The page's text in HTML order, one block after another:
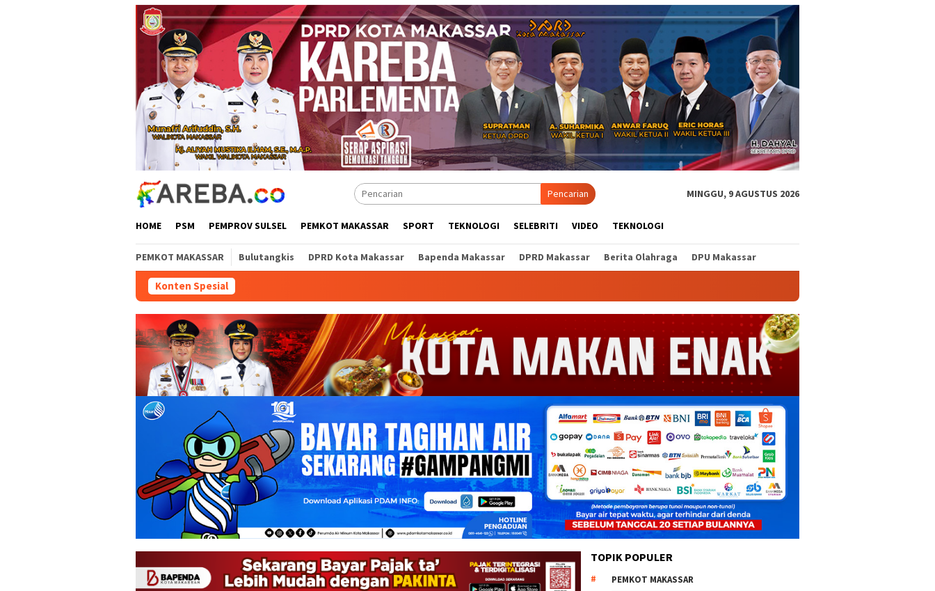
Pencarian MINGGU, 9 AGUSTUS 2026
HOME PSM PEMPROV SULSEL PEMKOT MAKASSAR SPORT TEKNOLOGI SELEBRITI VIDEO TEKNOLOGI
PEMKOT MAKASSAR Bulutangkis DPRD Kota Makassar Bapenda Makassar DPRD Makassar Berita Olahraga DPU Makassar
Konten Spesial
TOPIK POPULER
PEMKOT MAKASSAR